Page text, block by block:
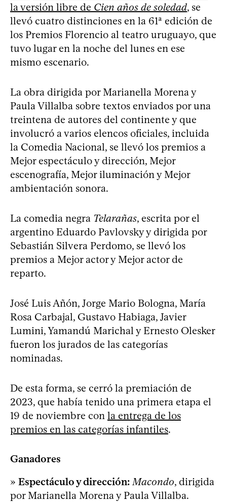
la versión libre de Cien años de soledad, se
llevó cuatro distinciones en la 61ª edición de
los Premios Florencio al teatro uruguayo, que
tuvo lugar en la noche del lunes en ese
mismo escenario.
La obra dirigida por Marianella Morena y
Paula Villalba sobre textos enviados por una
treintena de autores del continente y que
involucró a varios elencos oficiales, incluida
la Comedia Nacional, se llevó los premios a
Mejor espectáculo y dirección, Mejor
escenografía, Mejor iluminación y Mejor
ambientación sonora.
La comedia negra Telarañas, escrita por el
argentino Eduardo Pavlovsky y dirigida por
Sebastián Silvera Perdomo, se llevó los
premios a Mejor actor y Mejor actor de
reparto.
José Luis Añón, Jorge Mario Bologna, María
Rosa Carbajal, Gustavo Habiaga, Javier
Lumini, Yamandú Marichal y Ernesto Olesker
fueron los jurados de las categorías
nominadas.
De esta forma, se cerró la premiación de
2023, que había tenido una primera etapa el
19 de noviembre con la entrega de los
premios en las categorías infantiles.
Ganadores
» Espectáculo y dirección: Macondo, dirigida
por Marianella Morena y Paula Villalba.